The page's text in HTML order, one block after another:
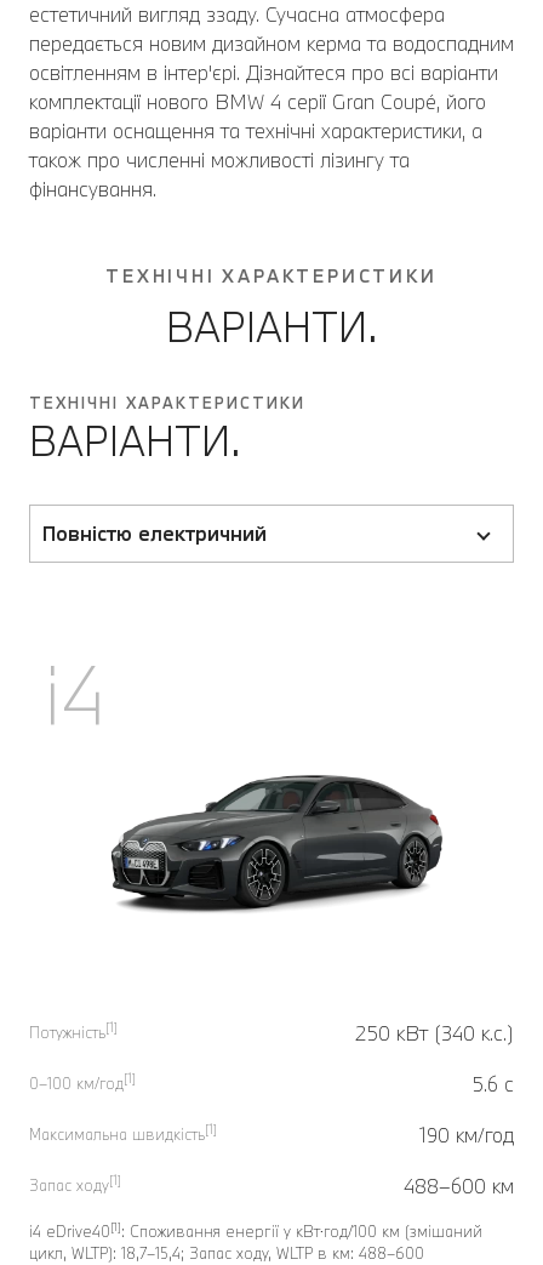
естетичний вигляд ззаду. Сучасна атмосфера
передається новим дизайном керма та водоспадним
освітленням в інтер'єрі. Дізнайтеся про всі варіанти
комплектації нового BMW 4 серії Gran Coupé, його
варіанти оснащення та технічні характеристики, а
також про численні можливості лізингу та
фінансування.
ТЕХНІЧНІ ХАРАКТЕРИСТИКИ
ВАРІАНТИ.
ТЕХНІЧНІ ХАРАКТЕРИСТИКИ
ВАРІАНТИ.
Повністю електричний
i4
Потужність[1] 250 кВт (340 к.с.)
0–100 км/год[1] 5.6 c
Максимальна швидкість[1] 190 км/год
Запас ходу[1] 488–600 км
i4 eDrive40[1]: Споживання енергії у кВт⋅год/100 км (змішаний
цикл, WLTP): 18,7–15,4; Запас ходу, WLTP в км: 488–600